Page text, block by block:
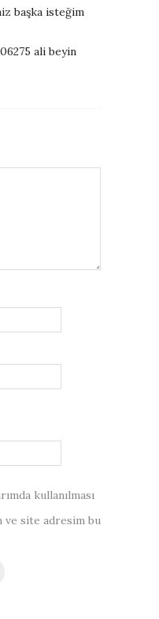
başka isteğim
ali beyin
kullanılması
ve site adresim bu